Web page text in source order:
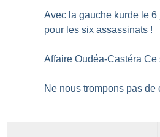
Avec la gauche kurde le
pour les six assassinats !
Affaire Oudéa-Castéra
Ne nous trompons pas de